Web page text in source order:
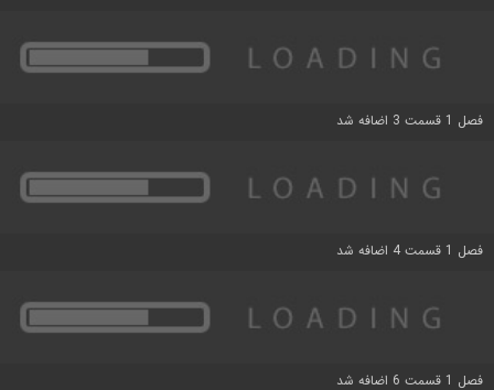
فصل 1 قسمت 3 اضافه شد
فصل 1 قسمت 4 اضافه شد
فصل 1 قسمت 6 اضافه شد